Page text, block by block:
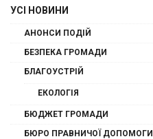
УСІ НОВИНИ
АНОНСИ ПОДІЙ
БЕЗПЕКА ГРОМАДИ
БЛАГОУСТРІЙ
ЕКОЛОГІЯ
БЮДЖЕТ ГРОМАДИ
БЮРО ПРАВНИЧОЇ ДОПОМОГИ